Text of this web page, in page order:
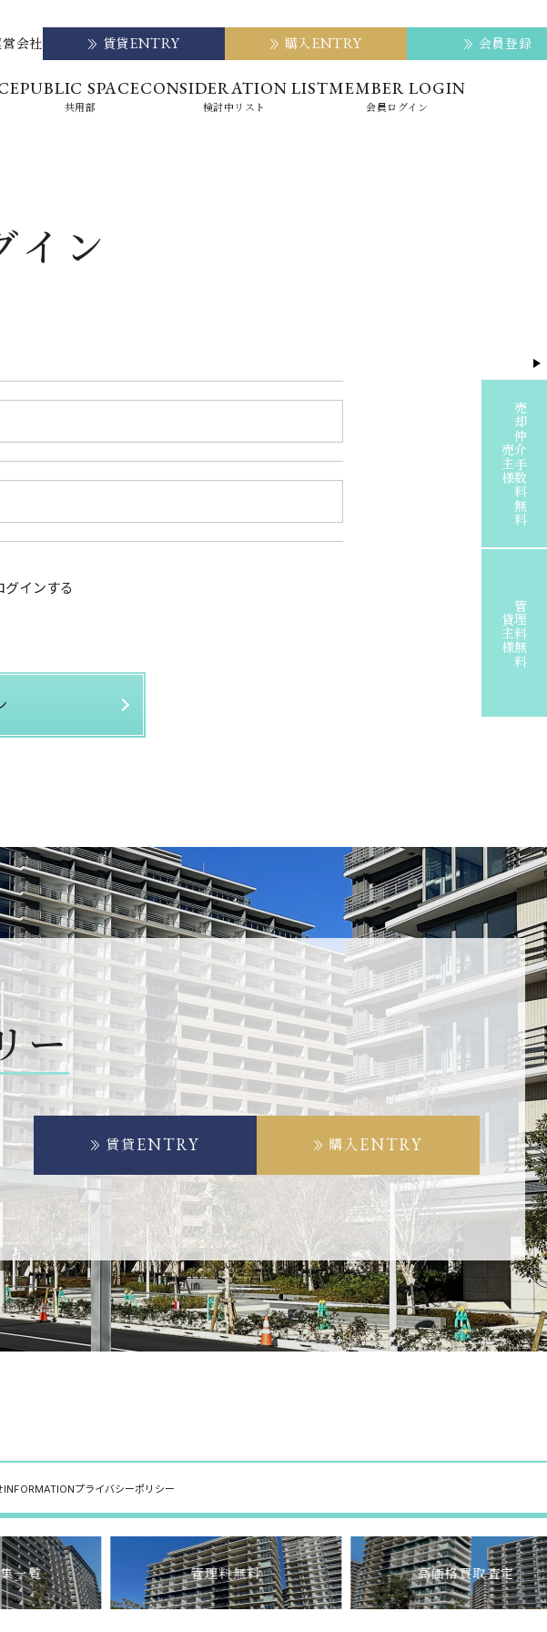
会社 賃貸ENTRY 購入ENTRY 会員登録
PUBLIC SPACE
共用部
CONSIDERATION LIST
検討中リスト
MEMBER LOGIN
会員ログイン
イン
グインする
ー
賃貸 ENTRY 購入 ENTRY
INFORMATIONプライバシーポリシー
一覧 管理料無料 高価格買取査定
売主様売却仲介手数料無料
貸主様管理料無料